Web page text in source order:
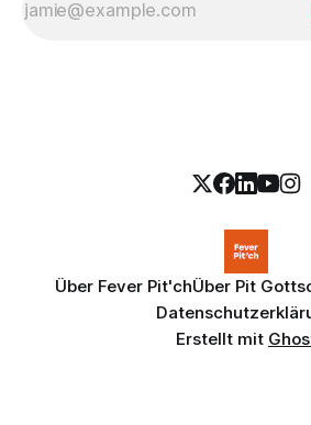
Über Fever Pit'chÜber Pit
Erstellt mit